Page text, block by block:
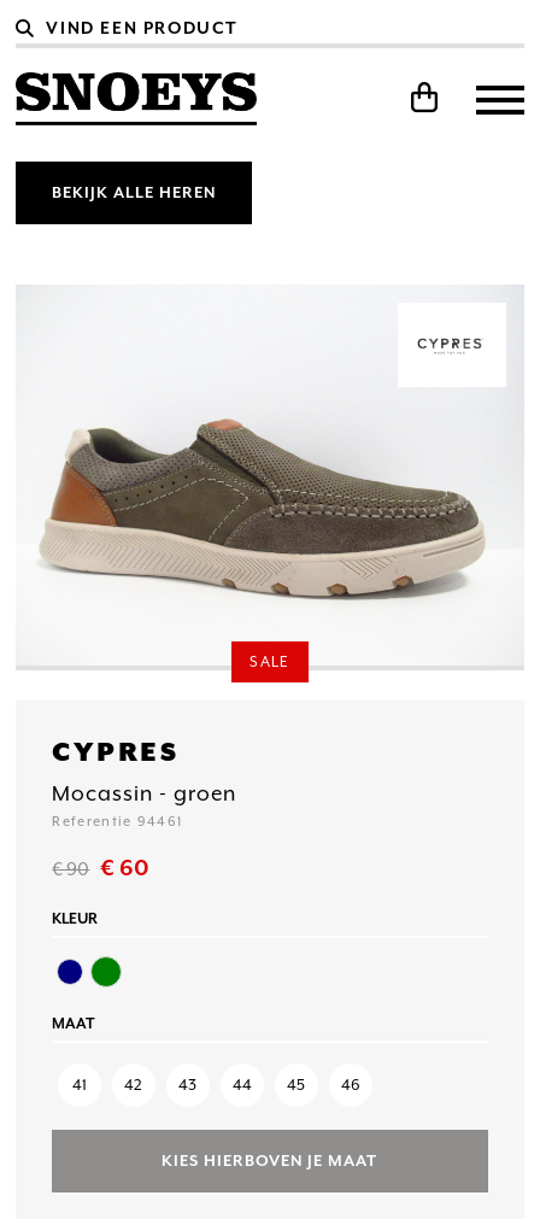
BEKIJK ALLE HEREN
SALE
CYPRES
Mocassin - groen
Referentie 94461
€ 90 € 60
KLEUR
MAAT
41 42 43 44 45 46
KIES HIERBOVEN JE MAAT